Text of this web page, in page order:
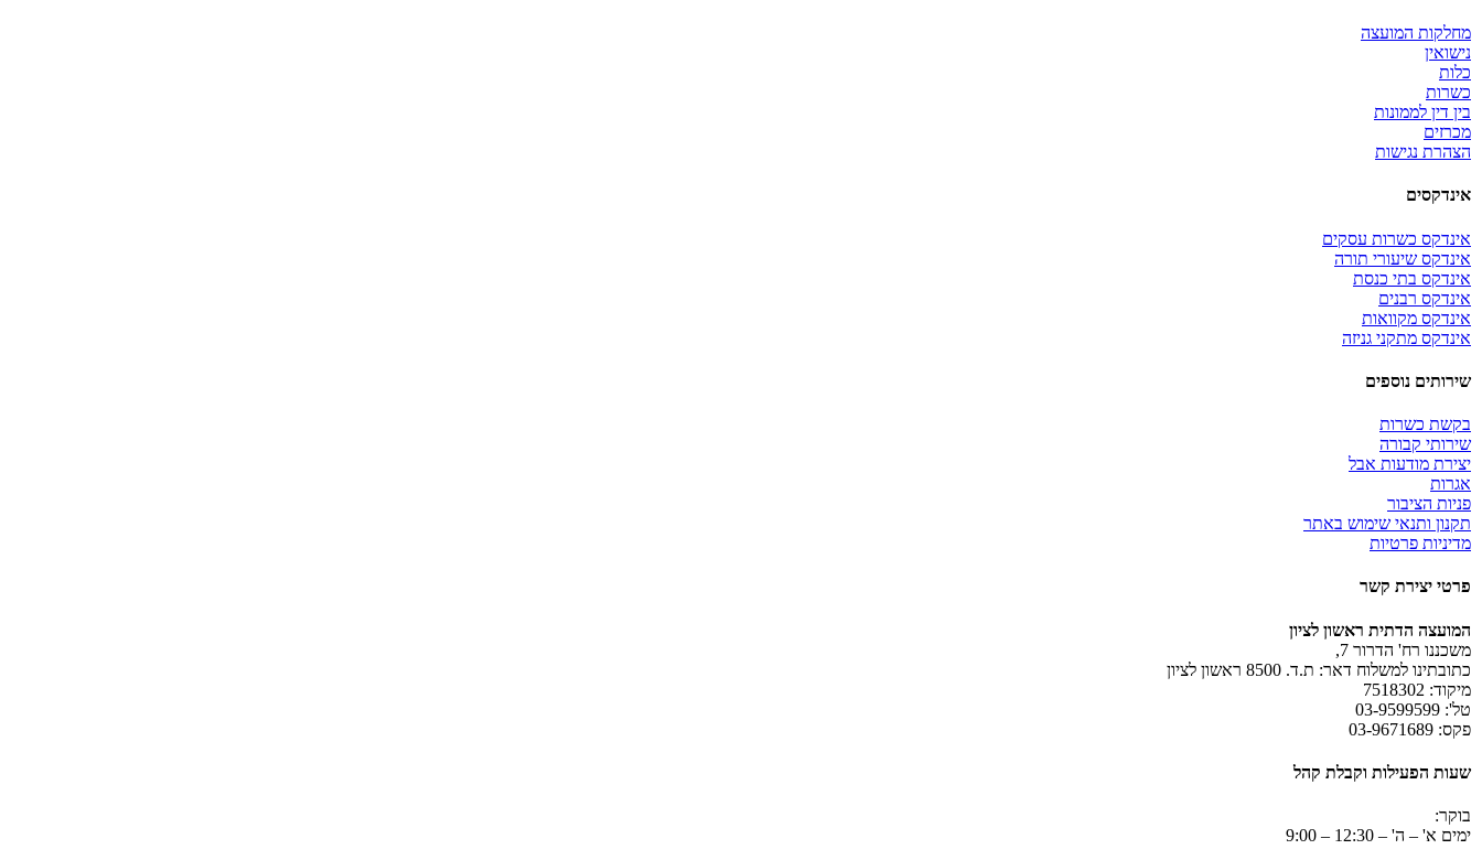
מחלקות המועצה
נישואין
כלות
כשרות
בין דין לממונות
מכרזים
הצהרת נגישות
אינדקסים
אינדקס כשרות עסקים
אינדקס שיעורי תורה
אינדקס בתי כנסת
אינדקס רבנים
אינדקס מקוואות
אינדקס מתקני גניזה
שירותים נוספים
בקשת כשרות
שירותי קבורה
יצירת מודעות אבל
אגרות
פניות הציבור
תקנון ותנאי שימוש באתר
מדיניות פרטיות
פרטי יצירת קשר
המועצה הדתית ראשון לציון
משכננו רח' הדרור 7,
כתובתינו למשלוח דאר: ת.ד. 8500 ראשון לציון
מיקוד: 7518302
טל': 03-9599599
פקס: 03-9671689
שעות הפעילות וקבלת קהל
בוקר:
ימים א' – ה' – 12:30 – 9:00